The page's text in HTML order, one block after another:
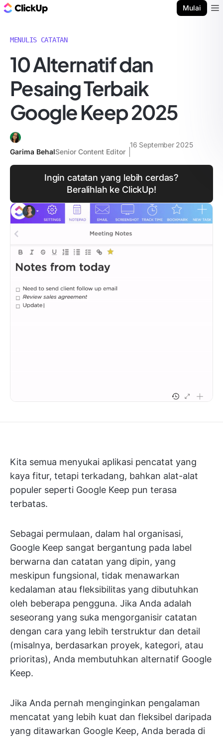
Mulai
MENULIS CATATAN
10 Alternatif dan
Pesaing Terbaik
Google Keep 2025
Garima BehalSenior Content Editor
16 September 2025
Ingin catatan yang lebih cerdas?
Beralihlah ke ClickUp!
Kita semua menyukai aplikasi pencatat yang
kaya fitur, tetapi terkadang, bahkan alat-alat
populer seperti Google Keep pun terasa
terbatas.
Sebagai permulaan, dalam hal organisasi,
Google Keep sangat bergantung pada label
berwarna dan catatan yang dipin, yang
meskipun fungsional, tidak menawarkan
kedalaman atau fleksibilitas yang dibutuhkan
oleh beberapa pengguna. Jika Anda adalah
seseorang yang suka mengorganisir catatan
dengan cara yang lebih terstruktur dan detail
(misalnya, berdasarkan proyek, kategori, atau
prioritas), Anda membutuhkan alternatif Google
Keep.
Jika Anda pernah menginginkan pengalaman
mencatat yang lebih kuat dan fleksibel daripada
yang ditawarkan Google Keep, Anda berada di